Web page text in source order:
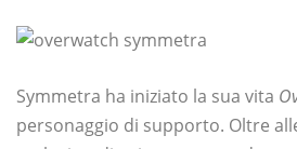
Symmetra ha iniziato la sua vita
personaggio di supporto. Oltre